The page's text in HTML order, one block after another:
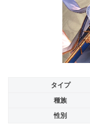
タイプ
種族
性別